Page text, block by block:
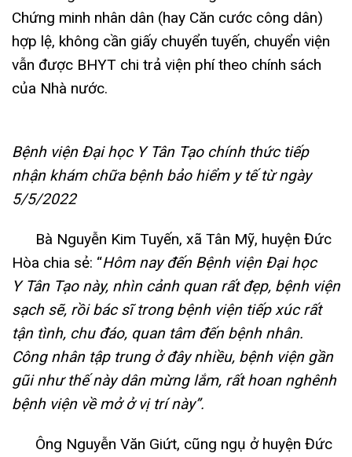
Chứng minh nhân dân (hay Căn cước công dân)
hợp lệ, không cần giấy chuyển tuyến, chuyển viện
vẫn được BHYT chi trả viện phí theo chính sách
của Nhà nước.
Bệnh viện Đại học Y Tân Tạo chính thức tiếp
nhận khám chữa bệnh bảo hiểm y tế từ ngày
5/5/2022
Bà Nguyễn Kim Tuyến, xã Tân Mỹ, huyện Đức
Hòa chia sẻ: “Hôm nay đến Bệnh viện Đại học
Y Tân Tạo này, nhìn cảnh quan rất đẹp, bệnh viện
sạch sẽ, rồi bác sĩ trong bệnh viện tiếp xúc rất
tận tình, chu đáo, quan tâm đến bệnh nhân.
Công nhân tập trung ở đây nhiều, bệnh viện gần
gũi như thế này dân mừng lắm, rất hoan nghênh
bệnh viện về mở ở vị trí này”.
Ông Nguyễn Văn Giứt, cũng ngụ ở huyện Đức